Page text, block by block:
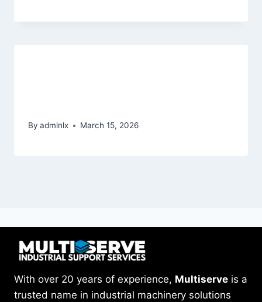
By admlnlx March 15, 2026
With over 20 years of experience, Multiserve is a
trusted name in industrial machinery solutions